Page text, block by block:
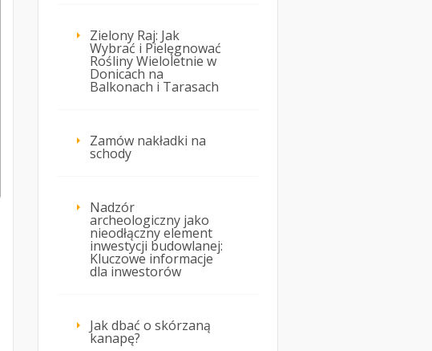
Zielony Raj: Jak
Wybrać i Pielęgnować
Rośliny Wieloletnie w
Donicach na
Balkonach i Tarasach
Zamów nakładki na
schody
Nadzór
archeologiczny jako
nieodłączny element
inwestycji budowlanej:
Kluczowe informacje
dla inwestorów
Jak dbać o skórzaną
kanapę?